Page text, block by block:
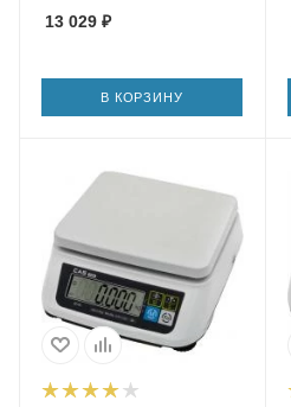
13 029 ₽
В КОРЗИНУ